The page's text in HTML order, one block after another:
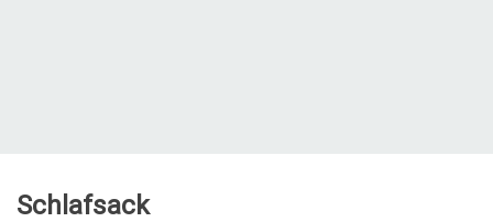
Schlafsack